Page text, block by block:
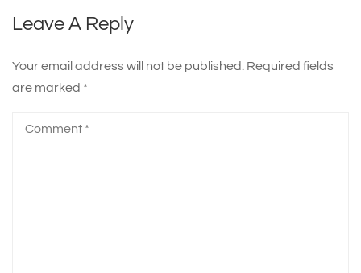
Leave A Reply
Your email address will not be published. Required fields
are marked *